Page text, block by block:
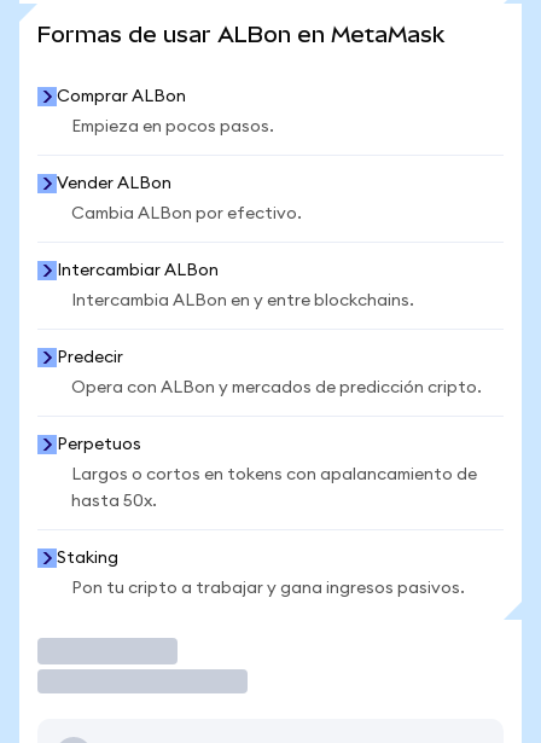
Formas de usar ALBon en MetaMask
Comprar ALBon
Empieza en pocos pasos.
Vender ALBon
Cambia ALBon por efectivo.
Intercambiar ALBon
Intercambia ALBon en y entre blockchains.
Predecir
Opera con ALBon y mercados de predicción cripto.
Perpetuos
Largos o cortos en tokens con apalancamiento de
hasta 50x.
Staking
Pon tu cripto a trabajar y gana ingresos pasivos.